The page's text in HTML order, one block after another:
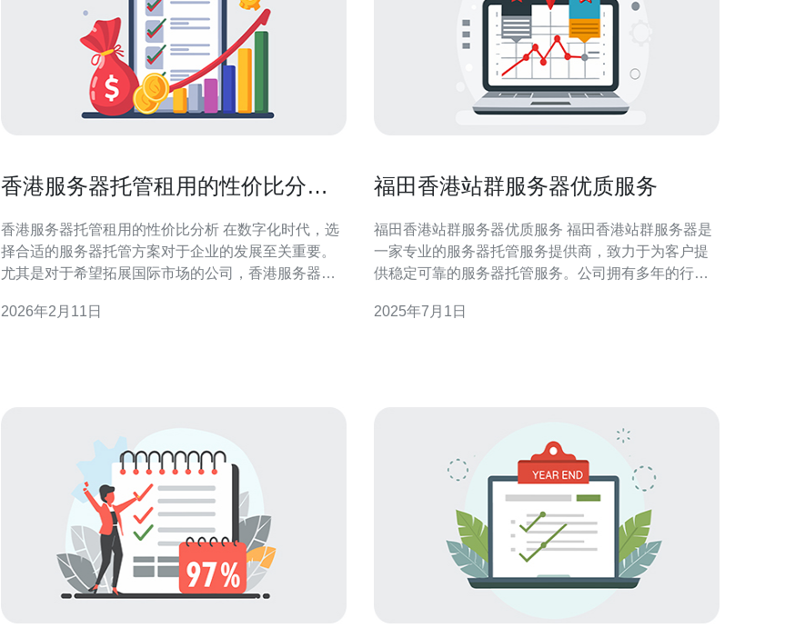
香港服务器托管租用的性价比分析
香港服务器托管租用的性价比分析 在数字化时代，选
择合适的服务器托管方案对于企业的发展至关重要。
尤其是对于希望拓展国际市场的公司，香港服务器的
租用的性价比，并推荐一些优质服务商。 以下是我们
2026年2月11日
福田香港站群服务器优质服务
福田香港站群服务器优质服务 福田香港站群服务器是
一家专业的服务器托管服务提供商，致力于为客户提
供稳定可靠的服务器托管服务。公司拥有多年的行业
务。 福田香港站群服务器以客户至上为宗旨，为客户
2025年7月1日